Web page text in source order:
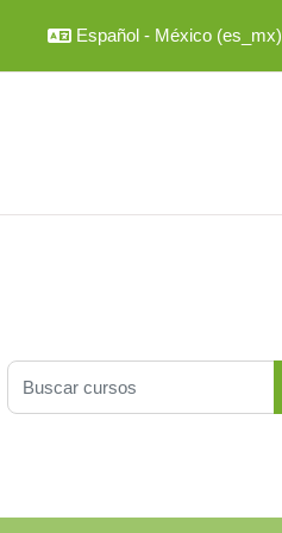
Español - México ‎(es_mx)‎
Buscar cursos